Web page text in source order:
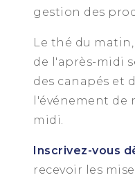
gestion des
Le thé du
de l'après-midi
des canapés et
l'événement de
midi.
Inscrivez-vous
recevoir les